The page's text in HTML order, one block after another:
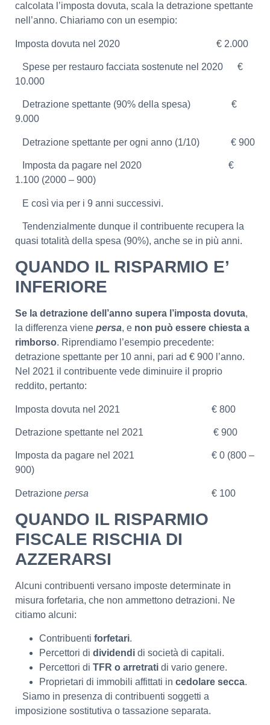
calcolata l’imposta dovuta, scala la detrazione spettante
nell’anno. Chiariamo con un esempio:
Imposta dovuta nel 2020 € 2.000
Spese per restauro facciata sostenute nel 2020 €
10.000
Detrazione spettante (90% della spesa) €
9.000
Detrazione spettante per ogni anno (1/10) € 900
Imposta da pagare nel 2020 €
1.100 (2000 – 900)
E così via per i 9 anni successivi.
Tendenzialmente dunque il contribuente recupera la
quasi totalità della spesa (90%), anche se in più anni.
QUANDO IL RISPARMIO E’
INFERIORE
Se la detrazione dell’anno supera l’imposta dovuta,
la differenza viene persa, e non può essere chiesta a
rimborso. Riprendiamo l’esempio precedente:
detrazione spettante per 10 anni, pari ad € 900 l’anno.
Nel 2021 il contribuente vede diminuire il proprio
reddito, pertanto:
Imposta dovuta nel 2021 € 800
Detrazione spettante nel 2021 € 900
Imposta da pagare nel 2021 € 0 (800 –
900)
Detrazione persa € 100
QUANDO IL RISPARMIO
FISCALE RISCHIA DI
AZZERARSI
Alcuni contribuenti versano imposte determinate in
misura forfetaria, che non ammettono detrazioni. Ne
citiamo alcuni:
Contribuenti forfetari.
Percettori di dividendi di società di capitali.
Percettori di TFR o arretrati di vario genere.
Proprietari di immobili affittati in cedolare secca.
Siamo in presenza di contribuenti soggetti a
imposizione sostitutiva o tassazione separata.